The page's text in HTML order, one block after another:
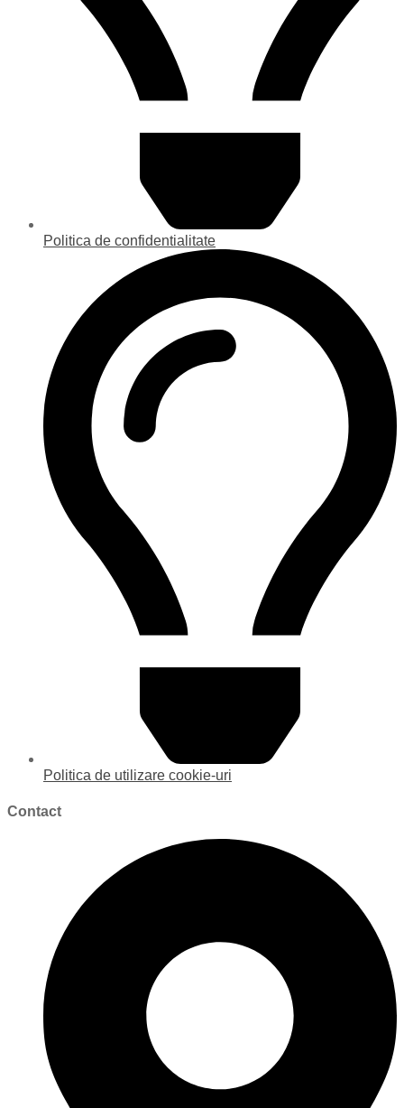
Politica de confidentialitate
Politica de utilizare cookie-uri
Contact